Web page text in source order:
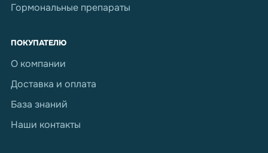
Гормональные препараты
ПОКУПАТЕЛЮ
О компании
Доставка и оплата
База знаний
Наши контакты